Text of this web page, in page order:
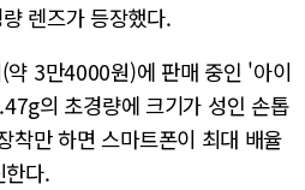
렌즈가 등장했다.
약 3만4000원)에 판매 중인 '아이
의 초경량에 크기가 성인 손톱
착만 하면 스마트폰이 최대 배율
다.